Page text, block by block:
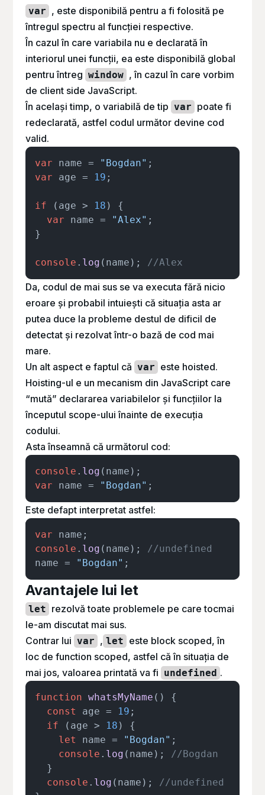
var , este disponibilă pentru a fi folosită pe
întregul spectru al funcției respective.
În cazul în care variabila nu e declarată în
interiorul unei funcții, ea este disponibilă global
pentru întreg window , în cazul în care vorbim
de client side JavaScript.
În același timp, o variabilă de tip var poate fi
redeclarată, astfel codul următor devine cod
valid.
var name = "Bogdan"
var age = 19 ;
if (age > 18 ) {
var name = "Alex" ;
}
console . log (name); //Alex
Da, codul de mai sus se va executa fără nicio
eroare și probabil intuiești că situația asta ar
putea duce la probleme destul de dificil de
detectat și rezolvat într-o bază de cod mai
mare.
Un alt aspect e faptul că var este hoisted.
Hoisting-ul e un mecanism din JavaScript care
“mută” declararea variabilelor și funcțiilor la
începutul scope-ului înainte de execuția
codului.
Asta înseamnă că următorul cod:
console . log
var name = "Bogdan"
Este defapt interpretat astfel:
var
console . log (name); //undefined
name =
"Bogdan"
Avantajele lui let
let rezolvă toate problemele pe care tocmai
le-am discutat mai sus.
Contrar lui var , let este block scoped, în
loc de function scoped, astfel că în situația de
mai jos, valoarea printată va fi undefined .
function whatsMyName ( ) {
const age = 19 ;
if (age > 18 ) {
let name = "Bogdan" ;
console . log (name); //Bogdan
  }
console . log (name); //undefined